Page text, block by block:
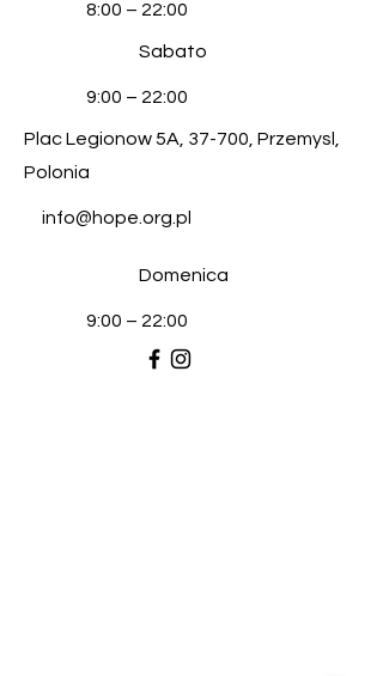
8:00 – 22:00
Sabato
9:00 – 22:00
Plac Legionow 5A, 37-700, Przemysl,
Polonia
info@hope.org.pl
​Domenica
9:00 – 22:00